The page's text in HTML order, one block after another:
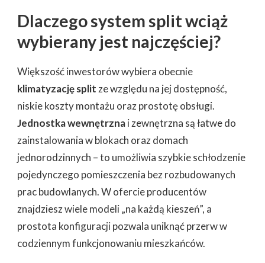
Dlaczego system split wciąż
wybierany jest najczęściej?
Większość inwestorów wybiera obecnie
klimatyzację splitze względu na jej dostępność,
niskie koszty montażu oraz prostotę obsługi.
Jednostka wewnętrznai zewnętrzna są łatwe do
zainstalowania w blokach oraz domach
jednorodzinnych – to umożliwia szybkie schłodzenie
pojedynczego pomieszczenia bez rozbudowanych
prac budowlanych. W ofercie producentów
znajdziesz wiele modeli „na każdą kieszeń”, a
prostota konfiguracji pozwala uniknąć przerw w
codziennym funkcjonowaniu mieszkańców.